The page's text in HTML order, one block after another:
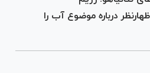
درباره موضوع آب را